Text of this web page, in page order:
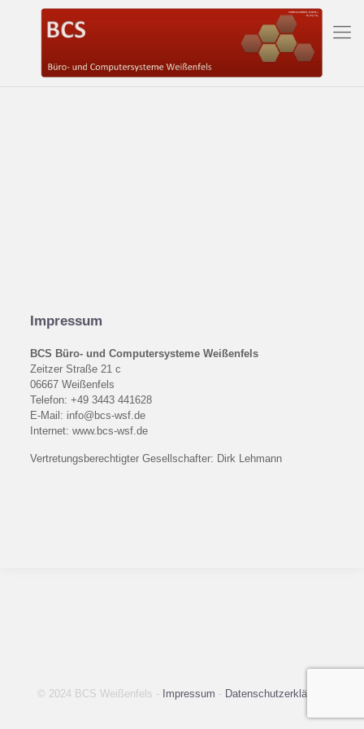
Impressum
BCS Büro- und Computersysteme Weißenfels
Zeitzer Straße 21 c
06667 Weißenfels
Telefon: +49 3443 441628
E-Mail: info@bcs-wsf.de
Internet: www.bcs-wsf.de
Vertretungsberechtigter Gesellschafter: Dirk Lehmann
© 2024 BCS Weißenfels - Impressum - Datenschutzerklärung